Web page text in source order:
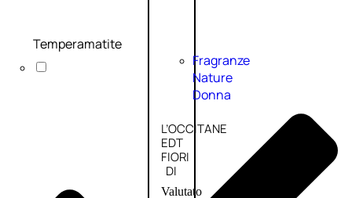
Fragranze
Nature
Donna
L’OCCITANE
EDT
FIORI
DI
Valutato
Temperamatite